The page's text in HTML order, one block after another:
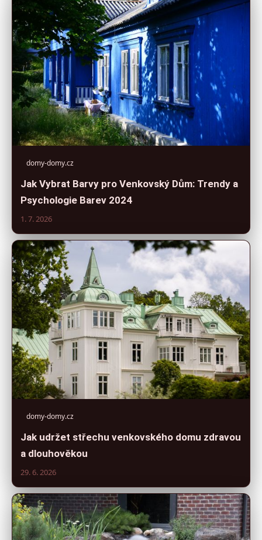
domy-domy.cz
Jak Vybrat Barvy pro Venkovský Dům: Trendy a
Psychologie Barev 2024
1. 7. 2026
domy-domy.cz
Jak udržet střechu venkovského domu zdravou
a dlouhověkou
29. 6. 2026